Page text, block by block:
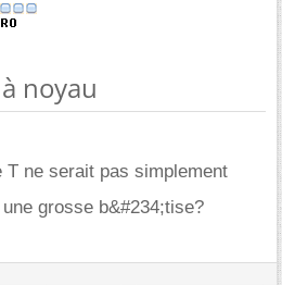
noyau
T ne serait pas simplement
grosse b&#234;tise?